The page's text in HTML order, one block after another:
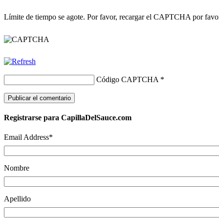
Límite de tiempo se agote. Por favor, recargar el CAPTCHA por
Código CAPTCHA *
Registrarse para CapillaDelSauce.com
Email Address*
Nombre
Apellido